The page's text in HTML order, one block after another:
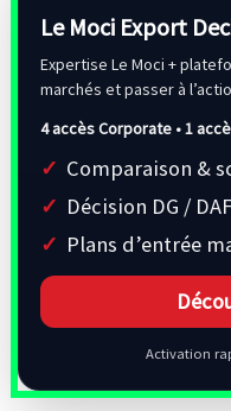
Le Moci Export
Expertise Le Moci +
marchés et passer à
4 accès Corporate • 1
Comparaison &
Décision DG /
Plans d’entrée
Activation